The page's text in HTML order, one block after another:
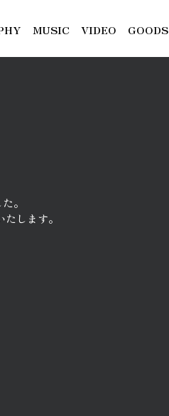
MUSIC VIDEO GOODS
。
します。